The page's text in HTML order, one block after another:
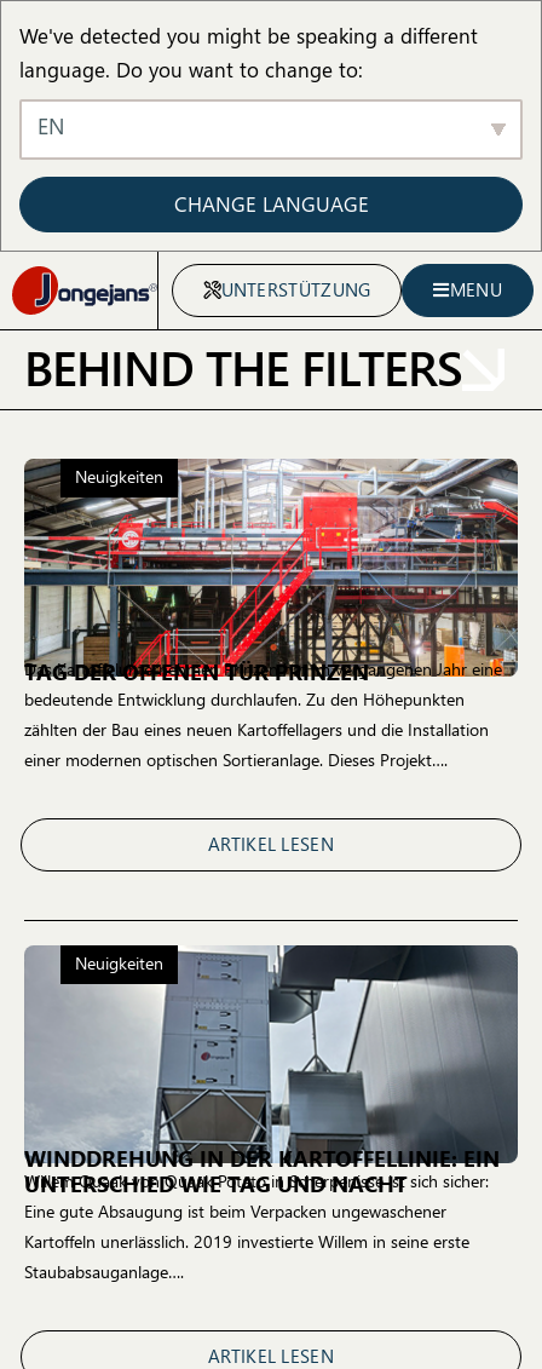
We've detected you might be speaking a different
language. Do you want to change to:
EN
CHANGE LANGUAGE
UNTERSTÜTZUNG MENU
BEHIND THE FILTERS
Neuigkeiten
TAG DER OFFENEN TÜR PRINZEN
Das Kartoffelunternehmen Prinzen hat im vergangenen Jahr eine
bedeutende Entwicklung durchlaufen. Zu den Höhepunkten
zählten der Bau eines neuen Kartoffellagers und die Installation
einer modernen optischen Sortieranlage. Dieses Projekt….
ARTIKEL LESEN
Neuigkeiten
WINDDREHUNG IN DER KARTOFFELLINIE: EIN
UNTERSCHIED WIE TAG UND NACHT
Willem Quaak von Quaak Potato in Scherpenisse ist sich sicher:
Eine gute Absaugung ist beim Verpacken ungewaschener
Kartoffeln unerlässlich. 2019 investierte Willem in seine erste
Staubabsauganlage….
ARTIKEL LESEN